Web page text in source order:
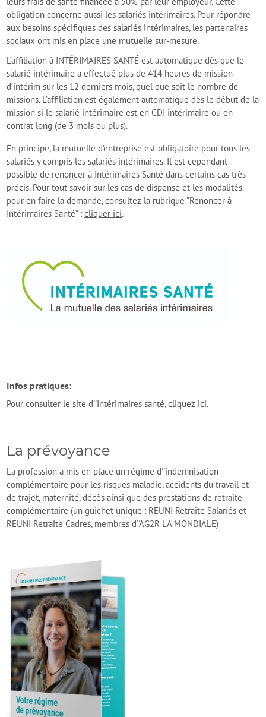
obligation concerne aussi les salariés intérimaires. Pour répondre
aux besoins spécifiques des salariés intérimaires, les partenaires
sociaux ont mis en place une mutuelle sur-mesure.
L’affiliation à INTÉRIMAIRES SANTÉ est automatique dès que le
salarié intérimaire a effectué plus de 414 heures de mission
d’intérim sur les 12 derniers mois, quel que soit le nombre de
missions. L’affiliation est également automatique dès le début de la
mission si le salarié intérimaire est en CDI intérimaire ou en
contrat long (de 3 mois ou plus).
En principe, la mutuelle d’entreprise est obligatoire pour tous les
salariés y compris les salariés intérimaires. Il est cependant
possible de renoncer à Intérimaires Santé dans certains cas très
précis. Pour tout savoir sur les cas de dispense et les modalités
pour en faire la demande, consultez la rubrique "Renoncer à
Intérimaires Santé" :cliquer ici.
Infos pratiques:
Pour consulter le site d''Intérimaires santé,cliquez ici.
La prévoyance
La profession a mis en place un régime d''indemnisation
complémentaire pour les risques maladie, accidents du travail et
de trajet, maternité, décès ainsi que des prestations de retraite
complémentaire (un guichet unique : REUNI Retraite Salariés et
REUNI Retraite Cadres, membres d''AG2R LA MONDIALE)